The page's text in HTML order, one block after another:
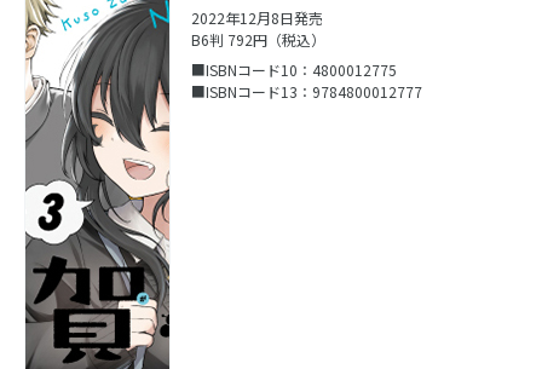
2022年12月8日発売
B6判 792円（税込）
■ISBNコード10：4800012775
■ISBNコード13：9784800012777